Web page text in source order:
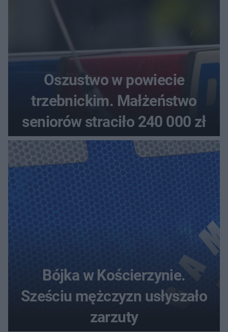
Oszustwo w powiecie
trzebnickim. Małżeństwo
seniorów straciło 240 000 zł
Bójka w Kościerzynie.
Sześciu mężczyzn usłyszało
zarzuty